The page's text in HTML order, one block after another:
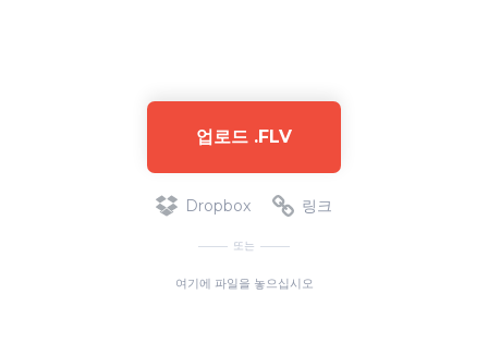
업로드 .FLV
Dropbox 링크
또는
여기에 파일을 놓으십시오